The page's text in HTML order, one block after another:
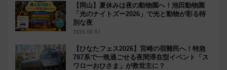
【岡山】夏休みは夜の動物園へ！池田動物園
「光のナイトズー2026」で光と動物が彩る特
別な夜
2026.08.07
【ひなたフェス2026】宮崎の宿難民へ！特急
787系で一晩過ごせる夜間滞在型イベント「ス
ワローおひさま」が救世主に？